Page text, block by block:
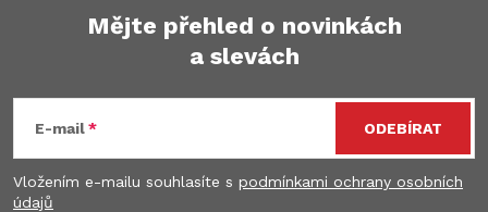
p
Mějte přehled o novinkách
a slevách
E-mail
Vložením e-mailu souhlasíte s podmínkami ochrany osobních
údajů
ODEBÍRAT